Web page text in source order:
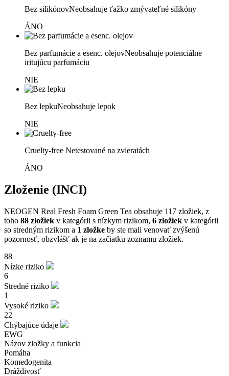
Bez silikónovNeobsahuje ťažko zmývateľné silikóny
ÁNO
Bez parfumácie a esenc. olejovNeobsahuje potenciálne
iritujúcu parfumáciu
NIE
Bez lepkuNeobsahuje lepok
NIE
Cruelty-free Netestované na zvieratách
ÁNO
Zloženie (INCI)
NEOGEN Real Fresh Foam Green Tea obsahuje 117 zložiek, z
toho 88 zložiek v kategórii s nízkym rizikom, 6 zložiek v kategórii
so stredným rizikom a 1 zložke by ste mali venovať zvýšenú
pozornosť, obzvlášť ak je na začiatku zoznamu zložiek.
88
Nízke riziko
6
Stredné riziko
1
Vysoké riziko
22
Chýbajúce údaje
EWG
Názov zložky a funkcia
Pomáha
Komedogenita
Dráždivosť